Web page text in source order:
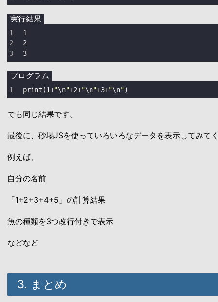
実行結果
3
プログラム
print (1+"\n"+2+"\n"+3+"\n")
でも同じ結果です。
最後に、砂場JSを使っていろいろなデータを表示してみて
例えば、
自分の名前
「1+2+3+4+5」の計算結果
魚の種類を3つ改行付きで表示
などなど
3. まとめ